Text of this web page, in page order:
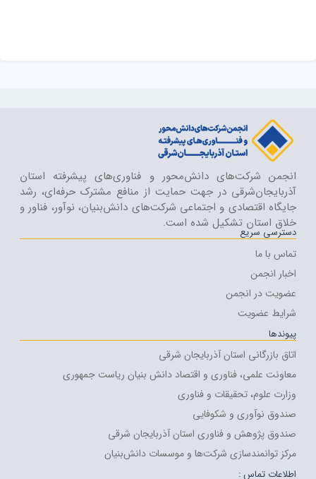
انجمن شرکت‌های دانش‌محور و فناوری‌های پیشرفته استان
آذربایجان‌شرقی در جهت حمایت از منافع مشترک حرفه‌ای، رشد
جایگاه اقتصادی و اجتماعی شرکت‌های دانش‌بنیان، نوآور، فناور و
خلاق استان تشکیل شده است.
دسترسی سریع
تماس با ما
اخبار انجمن
عضویت در انجمن
شرایط عضویت
پیوندها
اتاق بازرگانی استان آذربایجان شرقی
معاونت علمی، فناوری و اقتصاد دانش بنیان ریاست جمهوری
وزارت علوم، تحقیقات و فناوری
صندوق نوآوری و شکوفایی
صندوق پژوهش و فناوری استان آذربایجان شرقی
مرکز توانمندسازی شرکت‌ها و موسسات دانش‌بنیان
اطلاعات تماس :